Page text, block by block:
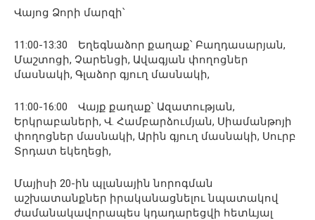
Վայոց Ձորի մարզի՝
11:00-13:30 Եղեգնաձոր քաղաք՝ Բաղդասարյան,
Մաշտոցի, Չարենցի, Ավագյան փողոցներ
մասնակի, Գլաձոր գյուղ մասնակի,
11:00-16:00 Վայք քաղաք՝ Ազատության,
Երկրաբաների, Վ. Համբարձումյան, Սիամանթոյի
փողոցներ մասնակի, Արին գյուղ մասնակի, Սուրբ
Տրդատ եկեղեցի,
Մայիսի 20-ին պլանային նորոգման
աշխատանքներ իրականացնելու նպատակով
ժամանակավորապես կդադարեցվի հետևյալ